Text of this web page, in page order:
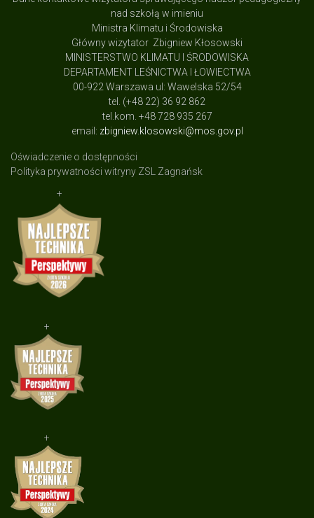
nad szkołą w imieniu
Ministra Klimatu i Środowiska
Główny wizytator Zbigniew Kłosowski
MINISTERSTWO KLIMATU I ŚRODOWISKA
DEPARTAMENT LEŚNICTWA I ŁOWIECTWA
00-922 Warszawa ul: Wawelska 52/54
tel. (+48 22) 36 92 862
tel.kom. +48 728 935 267
email: zbigniew.klosowski@mos.gov.pl
Oświadczenie o dostępności
Polityka prywatności witryny ZSL Zagnańsk
+
+
+